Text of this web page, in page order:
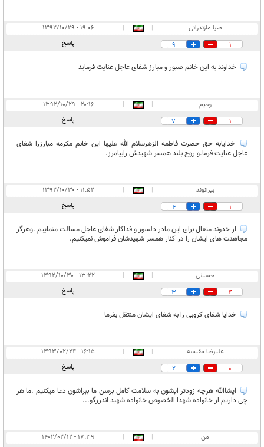
صبا مازندرانی |
|
۱۹:۰۶ - ۱۳۹۲/۱۰/۲۹
1
9 پاسخ
خداوند به این خانم صبور و مبارز شفای عاجل عنایت فرماید
رحیم |
|
۲۰:۱۶ - ۱۳۹۲/۱۰/۲۹
1
7 پاسخ
خدایابه حق حضرت فاطمه الزهرسلام الله علیها این خانم مکرمه مبارزرا شفای
عاجل عنایت فرما.و روح بلند همسر شهیدش رابیامرز.
بیرانوند |
|
۱۱:۵۲ - ۱۳۹۲/۱۰/۳۰
1
4 پاسخ
از خدوند متعال برای این مادر دلسوز و فداکار شفای عاجل مسالت منماییم .وهرگز
مجاهدت های ایشان را در کنار همسر شهیدشان فراموش نمیکنیم.
حسینی |
|
۱۳:۲۲ - ۱۳۹۲/۱۰/۳۰
4
3 پاسخ
خدایا شفای کروبی را به شفای ایشان منتقل بفرما
علیرضا مقیسه |
|
۱۶:۱۵ - ۱۳۹۳/۰۲/۲۴
0
2 پاسخ
ایشاالله هرچه زودتر ایشون به سلامت کامل برسن ما ببراشون دعا میکنیم .ما هر
چی داریم از خانواده شهدا الخصوص خانواده شهید اندرزگو...
من |
|
۱۷:۳۹ - ۱۴۰۲/۰۲/۱۲